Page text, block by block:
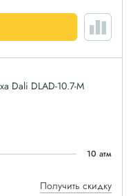
Dali DLAD-10.7-M
10 атм
Получить скидку